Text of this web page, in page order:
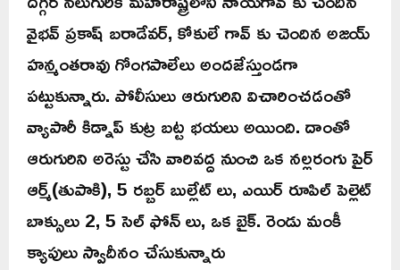
వైభవ్ ప్రకాష్ బరాడేవర్, కోకులే గావ్ కు చెందిన అజయ్
హన్మంతరావు గోంగపాలేలు అందజేస్తుండగా
పట్టుకున్నారు. పోలీసులు ఆరుగురిని విచారించడంతో
వ్యాపారీ కిడ్నాప్ కుట్ర బట్ట భయలు అయింది. దాంతో
ఆరుగురిని అరెస్టు చేసి వారివద్ద నుంచి ఒక నల్లరంగు పైర్
ఆర్మ్(తుపాకి), 5 రబ్బర్ బుల్లేట్ లు, ఎయిర్ రూపిల్ పెల్లెట్
బాక్సులు 2, 5 సెల్ ఫోన్ లు, ఒక బైక్. రెండు మంకీ
క్యాపులు స్వాదీనం చేసుకున్నారు